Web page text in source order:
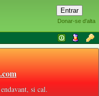
Donar-se d'alta
si cal.